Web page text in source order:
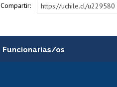
Compartir: https://uchile.cl/u229580
Funcionarias/os